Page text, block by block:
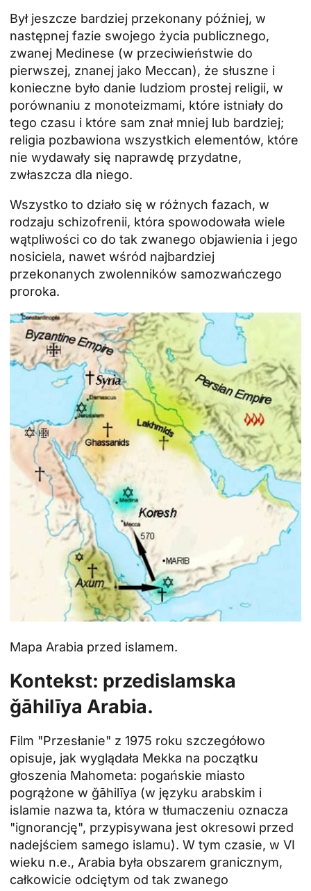
Był jeszcze bardziej przekonany później, w
następnej fazie swojego życia publicznego,
zwanej Medinese (w przeciwieństwie do
pierwszej, znanej jako Meccan), że słuszne i
konieczne było danie ludziom prostej religii, w
porównaniu z monoteizmami, które istniały do
tego czasu i które sam znał mniej lub bardziej;
religia pozbawiona wszystkich elementów, które
nie wydawały się naprawdę przydatne,
zwłaszcza dla niego.
Wszystko to działo się w różnych fazach, w
rodzaju schizofrenii, która spowodowała wiele
wątpliwości co do tak zwanego objawienia i jego
nosiciela, nawet wśród najbardziej
przekonanych zwolenników samozwańczego
proroka.
Mapa Arabia przed islamem.
Kontekst: przedislamska
ǧāhilīya Arabia.
Film "Przesłanie" z 1975 roku szczegółowo
opisuje, jak wyglądała Mekka na początku
głoszenia Mahometa: pogańskie miasto
pogrążone w ǧāhilīya (w języku arabskim i
islamie nazwa ta, która w tłumaczeniu oznacza
"ignorancję", przypisywana jest okresowi przed
nadejściem samego islamu). W tym czasie, w VI
wieku n.e., Arabia była obszarem granicznym,
całkowicie odciętym od tak zwanego